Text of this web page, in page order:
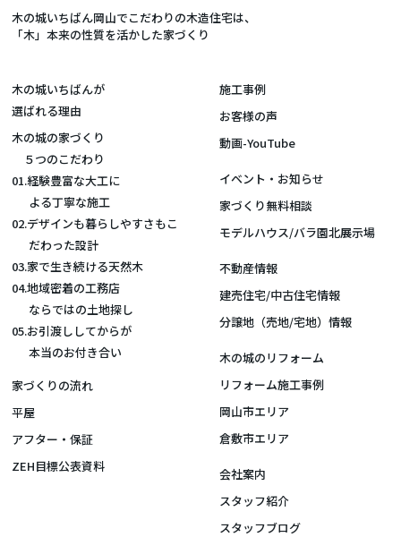
木の城いちばん岡山でこだわりの木造住宅は、
「木」本来の性質を活かした家づくり
木の城いちばんが
選ばれる理由
木の城の家づくり
５つのこだわり
01.経験豊富な大工に
よる丁寧な施工
02.デザインも暮らしやすさもこ
だわった設計
03.家で生き続ける天然木
04.地域密着の工務店
ならではの土地探し
05.お引渡ししてからが
本当のお付き合い
家づくりの流れ
平屋
アフター・保証
ZEH目標公表資料
施工事例
お客様の声
動画-YouTube
イベント・お知らせ
家づくり無料相談
モデルハウス/バラ園北展示場
不動産情報
建売住宅/中古住宅情報
分譲地（売地/宅地）情報
木の城のリフォーム
リフォーム施工事例
岡山市エリア
倉敷市エリア
会社案内
スタッフ紹介
スタッフブログ